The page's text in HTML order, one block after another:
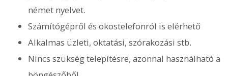
német nyelvet.
Számítógépről és okostelefonról is elérhető
Alkalmas üzleti, oktatási, szórakozási stb.
Nincs szükség telepítésre, azonnal használható a